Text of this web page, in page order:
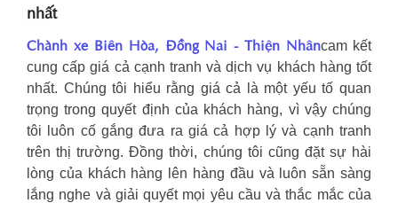
nhất
Chành xe Biên Hòa, Đồng Nai - Thiện Nhâncam kết
cung cấp giá cả cạnh tranh và dịch vụ khách hàng tốt
nhất. Chúng tôi hiểu rằng giá cả là một yếu tố quan
trọng trong quyết định của khách hàng, vì vậy chúng
tôi luôn cố gắng đưa ra giá cả hợp lý và cạnh tranh
trên thị trường. Đồng thời, chúng tôi cũng đặt sự hài
lòng của khách hàng lên hàng đầu và luôn sẵn sàng
lắng nghe và giải quyết mọi yêu cầu và thắc mắc của